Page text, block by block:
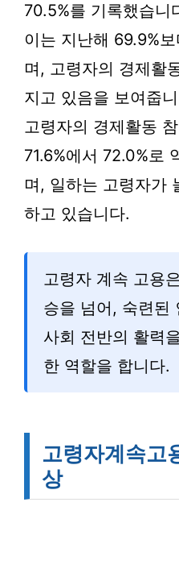
70.5%를 기록했습니
이는 지난해 69.9%
며, 고령자의 경제활
지고 있음을 보여줍
고령자의 경제활동
71.6%에서 72.0%로
며, 일하는 고령자가
하고 있습니다.
고령자 계속 고용
승을 넘어, 숙련된
사회 전반의 활력
한 역할을 합니다.
고령자계속고
상